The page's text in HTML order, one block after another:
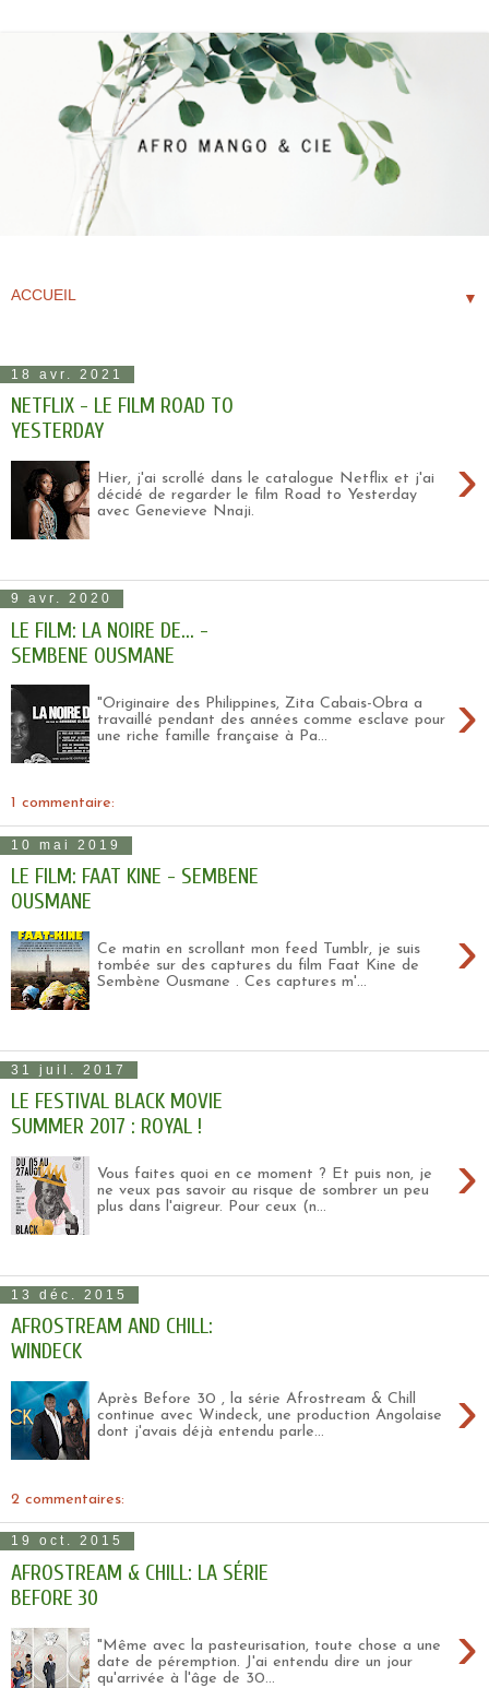
▼
18 avr. 2021
NETFLIX - LE FILM ROAD TO
YESTERDAY
›
Hier, j'ai scrollé dans le catalogue Netflix et j'ai
décidé de regarder le film Road to Yesterday
avec Genevieve Nnaji.
9 avr. 2020
LE FILM: LA NOIRE DE... -
SEMBENE OUSMANE
›
"Originaire des Philippines, Zita Cabais-Obra a
travaillé pendant des années comme esclave pour
une riche famille française à Pa...
1 commentaire:
10 mai 2019
LE FILM: FAAT KINE - SEMBENE
OUSMANE
›
Ce matin en scrollant mon feed Tumblr, je suis
tombée sur des captures du film Faat Kine de
Sembène Ousmane . Ces captures m'...
31 juil. 2017
LE FESTIVAL BLACK MOVIE
SUMMER 2017 : ROYAL !
›
Vous faites quoi en ce moment ? Et puis non, je
ne veux pas savoir au risque de sombrer un peu
plus dans l'aigreur. Pour ceux (n...
13 déc. 2015
AFROSTREAM AND CHILL:
WINDECK
›
Après Before 30 , la série Afrostream & Chill
continue avec Windeck, une production Angolaise
dont j'avais déjà entendu parle...
2 commentaires:
19 oct. 2015
AFROSTREAM & CHILL: LA SÉRIE
BEFORE 30
›
"Même avec la pasteurisation, toute chose a une
date de péremption. J'ai entendu dire un jour
qu'arrivée à l'âge de 30...